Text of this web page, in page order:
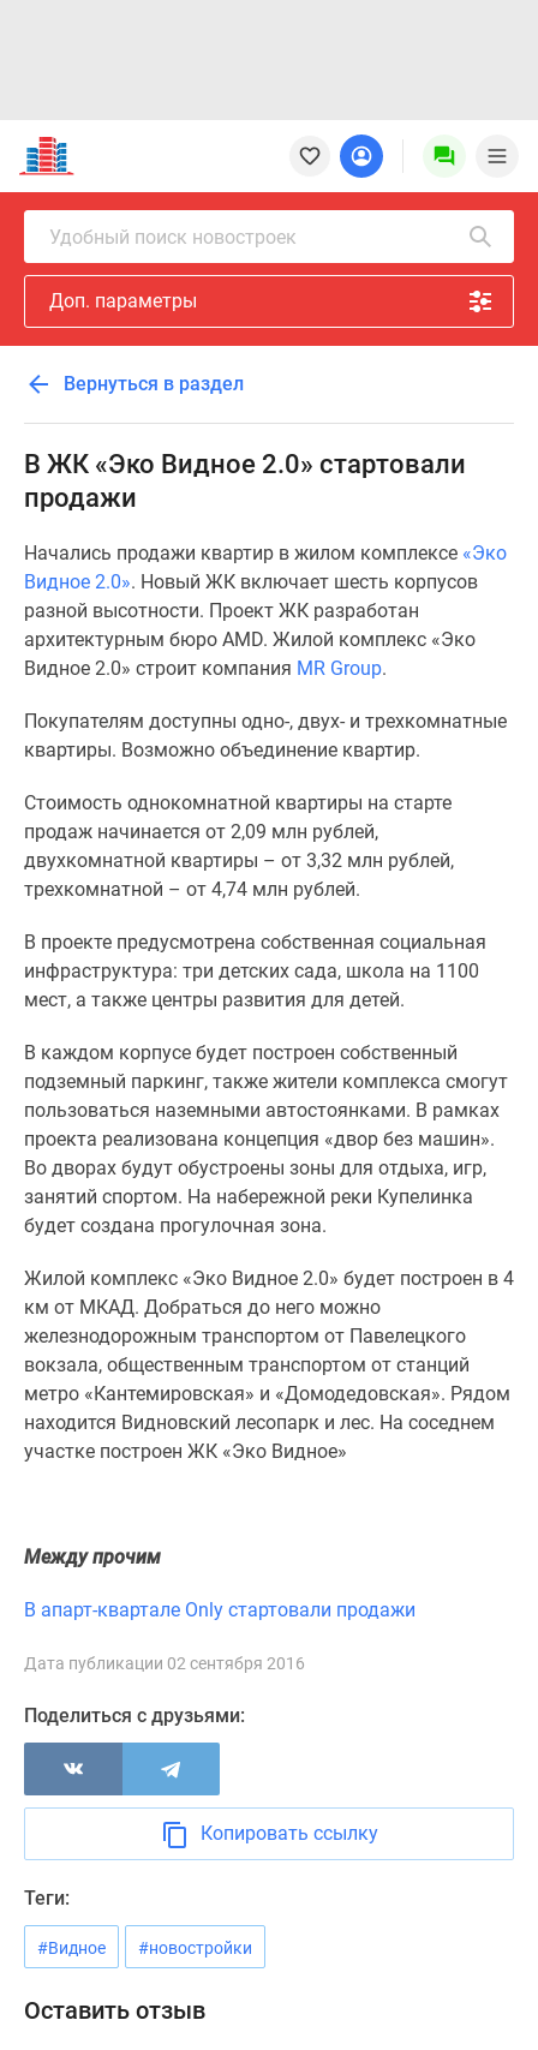
Новостройки
Квартиры
Ипотека
Новостройки
Москвы
Новостройки
Подмосковья
Новостройки
Москвы
Готовые
новостройки
Новостройки
Специальные
предложения
Коммерческие
помещения
Продавцы
застройщики
Панорамы
новостроек
Видеообзор
новостроек
Экспертиза
Экология
Москвы
Студии
комнатные
комнатные
комнатные
карте
Ипотечный
калькулятор
Семейная
ипотека
Военная
программы
Медиа
недвижимости
эксперта
Аналитика
Покупателю
новостроек
Эксперты
авторы
проекте
Удобный поиск новостроек
Доп. параметры
Вернуться в раздел
В ЖК «Эко Видное 2.0» стартовали
продажи
Начались продажи квартир в жилом комплексе «Эко
Видное 2.0». Новый ЖК включает шесть корпусов
разной высотности. Проект ЖК разработан
архитектурным бюро AMD. Жилой комплекс «Эко
Видное 2.0» строит компания MR Group.
Покупателям доступны одно-, двух- и трехкомнатные
квартиры. Возможно объединение квартир.
Стоимость однокомнатной квартиры на старте
продаж начинается от 2,09 млн рублей,
двухкомнатной квартиры – от 3,32 млн рублей,
трехкомнатной – от 4,74 млн рублей.
В проекте предусмотрена собственная социальная
инфраструктура: три детских сада, школа на 1100
мест, а также центры развития для детей.
В каждом корпусе будет построен собственный
подземный паркинг, также жители комплекса смогут
пользоваться наземными автостоянками. В рамках
проекта реализована концепция «двор без машин».
Во дворах будут обустроены зоны для отдыха, игр,
занятий спортом. На набережной реки Купелинка
будет создана прогулочная зона.
Жилой комплекс «Эко Видное 2.0» будет построен в 4
км от МКАД. Добраться до него можно
железнодорожным транспортом от Павелецкого
вокзала, общественным транспортом от станций
метро «Кантемировская» и «Домодедовская». Рядом
находится Видновский лесопарк и лес. На соседнем
участке построен ЖК «Эко Видное»
Между прочим
В апарт-квартале Only стартовали продажи
Дата публикации 02 сентября 2016
Поделиться с друзьями:
Копировать ссылку
Теги:
#Видное #новостройки
Оставить отзыв